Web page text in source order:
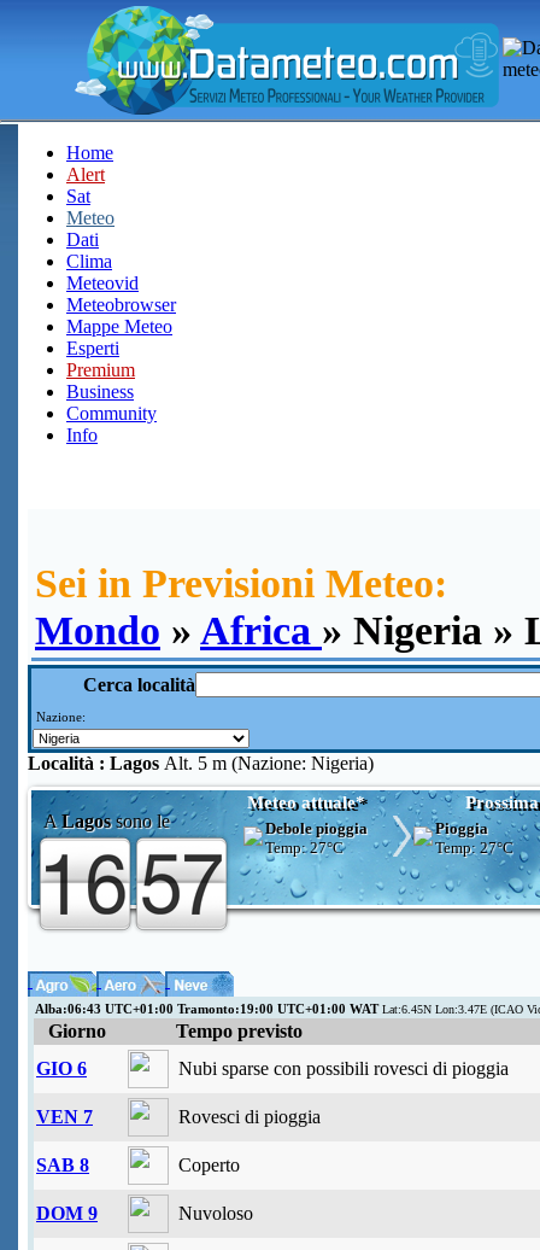
Home
Alert
Sat
Meteo
Dati
Clima
Meteovid
Meteobrowser
Mappe Meteo
Esperti
Premium
Business
Community
Info
Sei in Previsioni Meteo:
Mondo » Africa » Nigeria »
Cerca località
Nazione:
Località : Lagos Alt. 5 m (Nazione: Nigeria)
ALagossono le
Meteo attuale*
Debole pioggia
Temp:27°C
Pioggia
Temp: 27°C
Alba:06:43 UTC+01:00 Tramonto:19:00 UTC+01:00 WATLat:6.45N Lon:3.47E (ICAO
Giorno
Tempo previsto
GIO 6
Nubi sparse con possibili rovesci di pioggia
VEN 7 Rovesci di pioggia
SAB 8 Coperto
DOM 9 Nuvoloso